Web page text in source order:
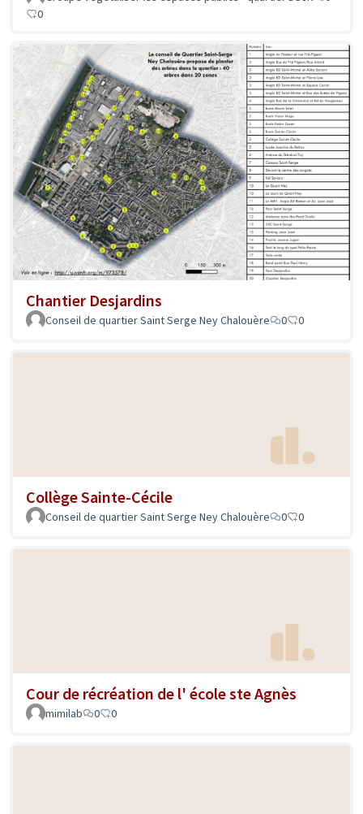
0
Chantier Desjardins
Conseil de quartier Saint Serge Ney Chalouère 0 0
Collège Sainte-Cécile
Conseil de quartier Saint Serge Ney Chalouère 0 0
Cour de récréation de l' école ste Agnès
mimilab 0 0